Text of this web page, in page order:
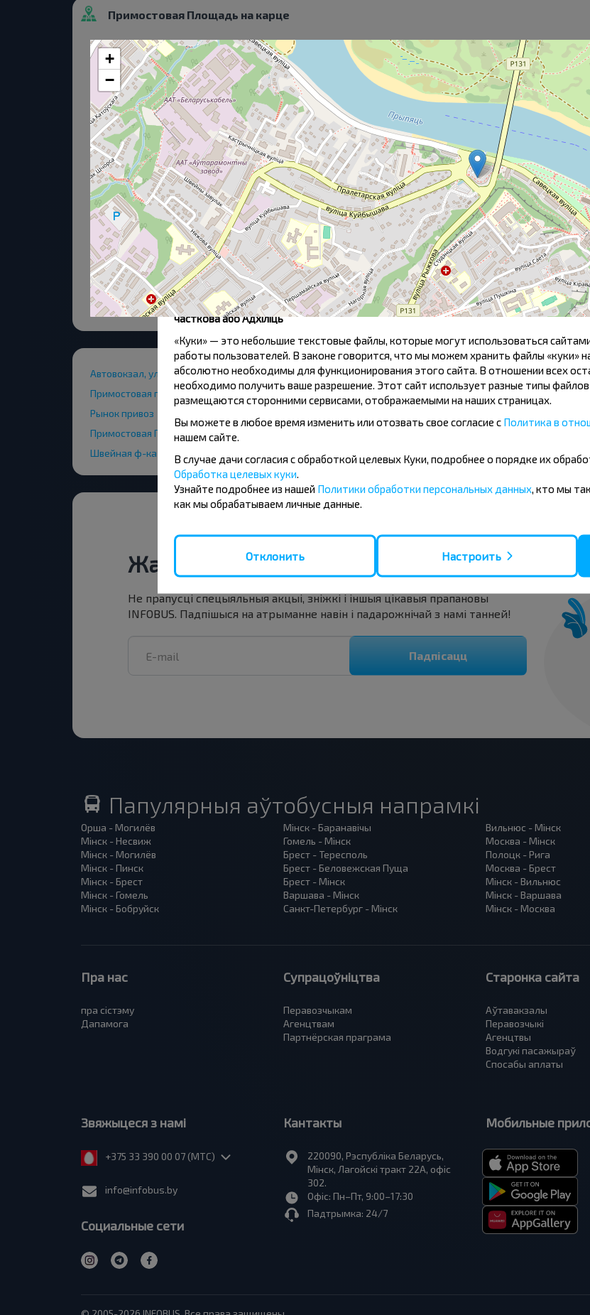
Примостовая Площадь на карце
+
−
Автовокзал, ул.Шоссейная 1Б
Примостовая площадь
Рынок привоз
Примостовая Площадь
Швейная ф-ка
СШ-11
Политехникум
ПМК-105
Жадаеце падарожнічаць танней?
Не прапусці спецыяльныя акцыі, зніжкі і іншыя цікавыя прапановы
INFOBUS. Падпішыся на атрыманне навін і падарожнічай з намі танней!
Падпісацц
Папулярныя аўтобусныя напрамкі
Орша - Могилёв
Мінск - Несвиж
Мінск - Могилёв
Мінск - Пинск
Мінск - Брест
Мінск - Гомель
Мінск - Бобруйск
Мінск - Баранавiчы
Гомель - Мінск
Брест - Тересполь
Брест - Беловежская Пуща
Брест - Мінск
Варшава - Мінск
Санкт-Петербург - Мінск
Вильнюс - Мінск
Москва - Мінск
Полоцк - Рига
Москва - Брест
Мінск - Вильнюс
Мінск - Варшава
Мінск - Москва
Пра нас
пра сiстэму
Дапамога
Супрацоўніцтва
Перавозчыкам
Агенцтвам
Партнёрская праграма
Старонка сайта
Аўтавакзалы
Перавозчыкі
Агенцтвы
Водгукі пасажыраў
Спосабы аплаты
Звяжыцеся з намі
+375 33 390 00 07 (МТС)
info@infobus.by
Социальные сети
Кантакты
220090, Рэспубліка Беларусь,
Мінск, Лагойскі тракт 22A, офіс
302.
Офіс: Пн–Пт, 9:00–17:30
Падтрымка: 24/7
Мобильные
Разрешить выбор Разрешить выбор
Для забеспячэння зручнасці карыстальнікаў сайта выкарыстоўваюцца cookies.
часткова або Адхіліць
«Куки» — это небольшие текстовые файлы, которые могут использоваться
работы пользователей. В законе говорится, что мы можем хранить файлы «куки»
абсолютно необходимы для функционирования этого сайта. В отношении всех
необходимо получить ваше разрешение. Этот сайт использует разные типы
размещаются сторонними сервисами, отображаемыми на наших страницах.
Вы можете в любое время изменить или отозвать свое согласие с Политика в
нашем сайте.
В случае дачи согласия с обработкой целевых Куки, подробнее о порядке их
Обработка целевых куки
Узнайте подробнее из нашей Политики обработки персональных данных , кто мы
как мы обрабатываем личные данные.
Отклонить Настроить